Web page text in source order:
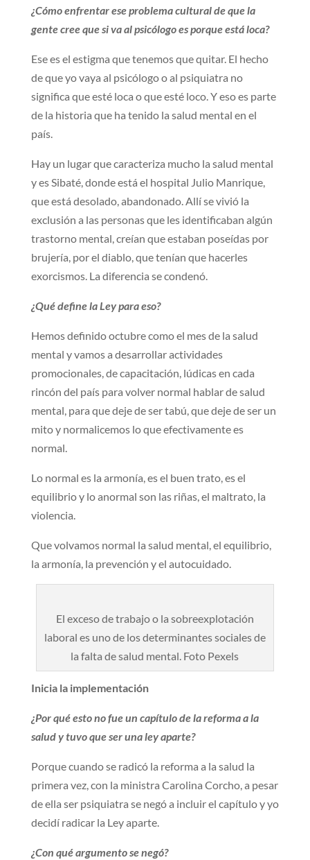
¿Cómo enfrentar ese problema cultural de que la
gente cree que si va al psicólogo es porque está loca?
Ese es el estigma que tenemos que quitar. El hecho
de que yo vaya al psicólogo o al psiquiatra no
significa que esté loca o que esté loco. Y eso es parte
de la historia que ha tenido la salud mental en el
país.
Hay un lugar que caracteriza mucho la salud mental
y es Sibaté, donde está el hospital Julio Manrique,
que está desolado, abandonado. Allí se vivió la
exclusión a las personas que les identificaban algún
trastorno mental, creían que estaban poseídas por
brujería, por el diablo, que tenían que hacerles
exorcismos. La diferencia se condenó.
¿Qué define la Ley para eso?
Hemos definido octubre como el mes de la salud
mental y vamos a desarrollar actividades
promocionales, de capacitación, lúdicas en cada
rincón del país para volver normal hablar de salud
mental, para que deje de ser tabú, que deje de ser un
mito y normalicemos lo que efectivamente es
normal.
Lo normal es la armonía, es el buen trato, es el
equilibrio y lo anormal son las riñas, el maltrato, la
violencia.
Que volvamos normal la salud mental, el equilibrio,
la armonía, la prevención y el autocuidado.
El exceso de trabajo o la sobreexplotación
laboral es uno de los determinantes sociales de
la falta de salud mental. Foto Pexels
Inicia la implementación
¿Por qué esto no fue un capítulo de la reforma a la
salud y tuvo que ser una ley aparte?
Porque cuando se radicó la reforma a la salud la
primera vez, con la ministra Carolina Corcho, a pesar
de ella ser psiquiatra se negó a incluir el capítulo y yo
decidí radicar la Ley aparte.
¿Con qué argumento se negó?